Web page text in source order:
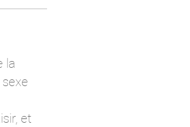
la
et